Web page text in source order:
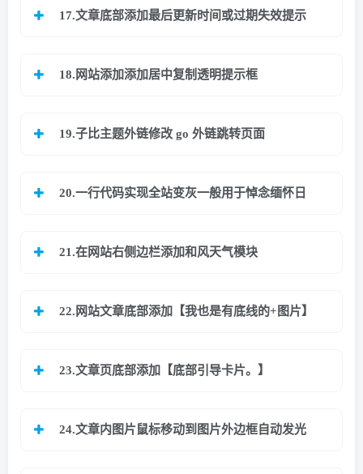
17.文章底部添加最后更新时间或过期失效提示
18. 网站添加添加居中复制透明提示框
19.子比主题外链修改 go 外链跳转页面
20.一行代码实现全站变灰一般用于悼念缅怀日
21.在网站右侧边栏添加和风天气模块
22. 网站文章底部添加【我也是有底线的+图片】
23.文章页底部添加【底部引导卡片。】
24.文章内图片鼠标移动到图片外边框自动发光